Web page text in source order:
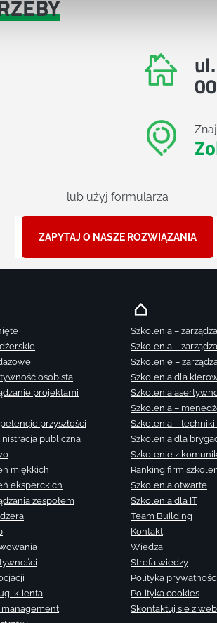
lub użyj formularza
ZAPYTAJ O NASZE ROZWIĄZANIA
osobista
projektami
przyszłości
publiczna
miękkich
eksperckich
zespołem
klienta
Szkolenia –
Szkolenia –
Szkolenie –
Szkolenia dla
Szkolenia
Szkolenia –
Szkolenia – techniki
Szkolenia dla
Szkolenie z
Ranking firm
Szkolenia otwarte
Szkolenia dla IT
Team Building
Kontakt
Wiedza
Strefa wiedzy
Polityka prywatności
Polityka cookies
Skontaktuj sie z